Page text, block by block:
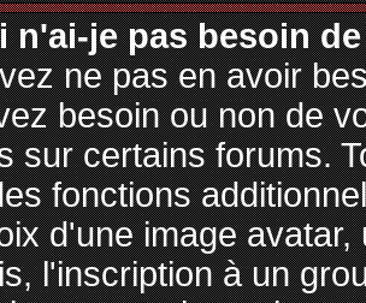
n'ai-je pas besoin
ne pas en avoir
besoin ou non de
sur certains forums.
fonctions
d'une image
l'inscription à un